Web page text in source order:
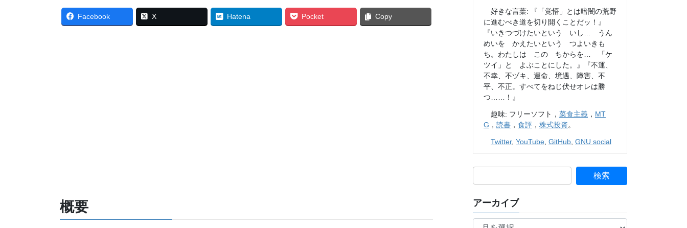
Facebook X Hatena Pocket Copy
概要
好きな言葉: 『「覚悟」とは暗闇の荒野
に進むべき道を切り開くことだッ！』
『いきつづけたいという いし… うん
めいを かえたいという つよいきも
ち。わたしは この ちからを… 「ケ
ツイ」と よぶことにした。』『不運、
不幸、不ヅキ、運命、境遇、障害、不
平、不正。すべてをねじ伏せオレは勝
つ……！』
趣味: フリーソフト，菜食主義 ， MT
G ，読書 ，食評 ，株式投資。
Twitter,YouTube ,GitHub ,GNU social
アーカイブ
ア